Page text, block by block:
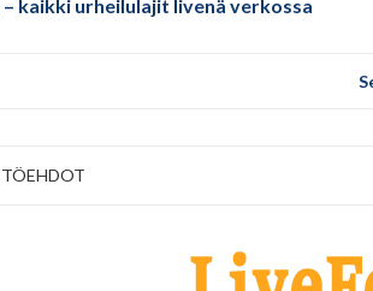
kaikki urheilulajit livenä verkossa